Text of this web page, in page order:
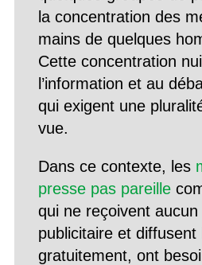
la concentration des
mains de quelques
Cette concentration
l’information et au
qui exigent une
vue.
Dans ce contexte, les
presse pas pareille
qui ne reçoivent aucun
publicitaire et diffusent
gratuitement, ont